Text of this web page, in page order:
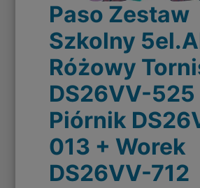
Paso Zestaw
Szkolny
Różowy
DS26VV-525
Piórnik
013 + Worek
DS26VV-712